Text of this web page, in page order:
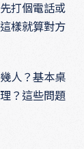
打個電話或
樣就算對方
人？基本桌
？這些問題